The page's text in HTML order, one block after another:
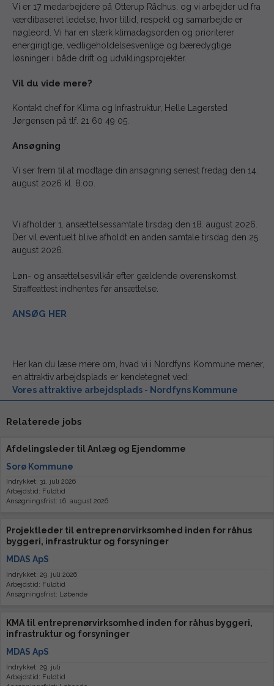
Vi er 17 medarbejdere på Otterup Rådhus, og vi arbejder ud fra
værdibaseret ledelse, hvor tillid, respekt og samarbejde er
nøgleord. Vi har en stærk klimadagsorden og prioriterer
energirigtige, vedligeholdelsesvenlige og bæredygtige
løsninger i både drift og udviklingsprojekter.
Vil du vide mere?
Kontakt chef for Klima og Infrastruktur, Helle Lagersted
Jørgensen på tlf. 21 60 49 05.
Ansøgning
Vi ser frem til at modtage din ansøgning senest fredag den 14.
august 2026 kl. 8.00.
Vi afholder 1. ansættelsessamtale tirsdag den 18. august 2026.
Der vil eventuelt blive afholdt en anden samtale tirsdag den 25.
august 2026.
Løn- og ansættelsesvilkår efter gældende overenskomst.
Straffeattest indhentes før ansættelse.
ANSØG HER
Her kan du læse mere om, hvad vi i Nordfyns Kommune mener,
en attraktiv arbejdsplads er kendetegnet ved:
Vores attraktive arbejdsplads - Nordfyns Kommune
Relaterede jobs
Afdelingsleder til Anlæg og Ejendomme
Sorø Kommune
Indrykket: 31. juli 2026
Arbejdstid: Fuldtid
Ansøgningsfrist: 16. august 2026
Projektleder til entreprenørvirksomhed inden for råhus
byggeri, infrastruktur og forsyninger
MDAS ApS
Indrykket: 29. juli 2026
Arbejdstid: Fuldtid
Ansøgningsfrist: Løbende
KMA til entreprenørvirksomhed inden for råhus byggeri,
infrastruktur og forsyninger
MDAS ApS
Indrykket: 29. juli
Arbejdstid: Fuldtid